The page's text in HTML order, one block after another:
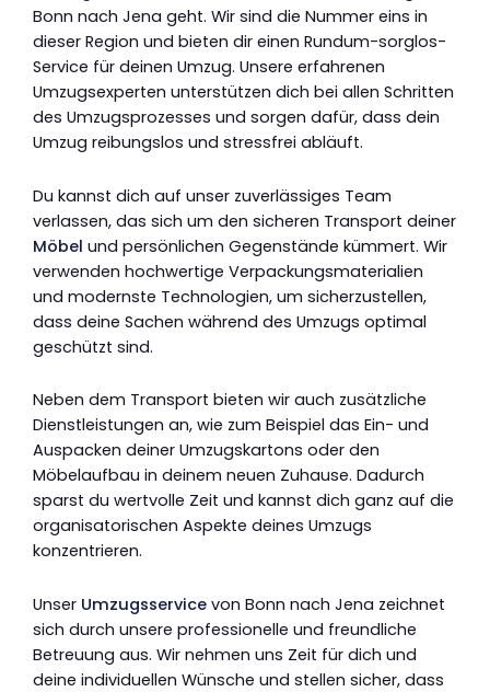
Bonn nach Jena geht. Wir sind die Nummer eins in
dieser Region und bieten dir einen Rundum-sorglos-
Service für deinen Umzug. Unsere erfahrenen
Umzugsexperten unterstützen dich bei allen Schritten
des Umzugsprozesses und sorgen dafür, dass dein
Umzug reibungslos und stressfrei abläuft.
Du kannst dich auf unser zuverlässiges Team
verlassen, das sich um den sicheren Transport deiner
Möbel und persönlichen Gegenstände kümmert. Wir
verwenden hochwertige Verpackungsmaterialien
und modernste Technologien, um sicherzustellen,
dass deine Sachen während des Umzugs optimal
geschützt sind.
Neben dem Transport bieten wir auch zusätzliche
Dienstleistungen an, wie zum Beispiel das Ein- und
Auspacken deiner Umzugskartons oder den
Möbelaufbau in deinem neuen Zuhause. Dadurch
sparst du wertvolle Zeit und kannst dich ganz auf die
organisatorischen Aspekte deines Umzugs
konzentrieren.
Unser Umzugsservice von Bonn nach Jena zeichnet
sich durch unsere professionelle und freundliche
Betreuung aus. Wir nehmen uns Zeit für dich und
deine individuellen Wünsche und stellen sicher, dass